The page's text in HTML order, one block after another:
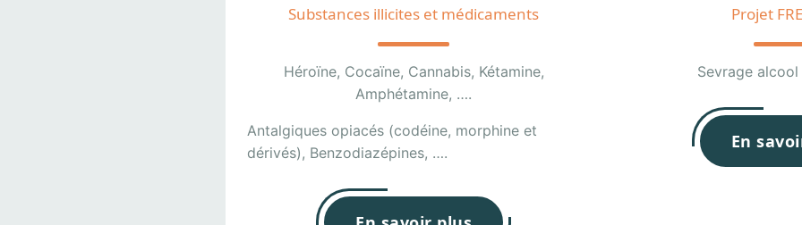
Substances illicites et médicaments
Héroïne, Cocaïne, Cannabis, Kétamine,
Amphétamine, ….
Antalgiques opiacés (codéine, morphine et
dérivés), Benzodiazépines, ….
Projet
Sevrage
En